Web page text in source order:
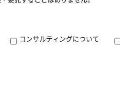
コンサルティングについて